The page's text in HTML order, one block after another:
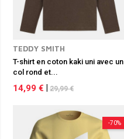
TEDDY SMITH
T-shirt en coton kaki uni avec un
col rond et...
14,99 € 29,99 €
-70%